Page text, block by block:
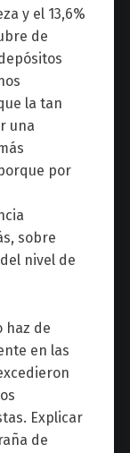
y el 13,6%
de
la tan
una
por
sobre
nivel de
haz de
en las
Explicar
de